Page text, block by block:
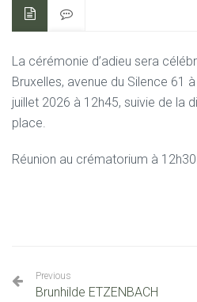
La cérémonie d’adieu sera
Bruxelles, avenue du Silence 61
juillet 2026 à 12h45, suivie de la
place.
Réunion au crématorium à 12h30.
Previous
Brunhilde ETZENBACH